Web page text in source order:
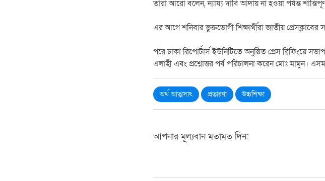
তারা আরো বলেন, ন্যায্য দাবি আদায় না হওয়া পর্যন্ত
এর আগে শনিবার ভুক্তভোগী শিক্ষার্থীরা জাতীয়
পরে ঢাকা রিপোর্টার্স ইউনিটিতে অনুষ্ঠিত প্রেস ব্রিফিংয়ে
এলাহী এবং প্রশ্নোত্তর পর্ব পরিচালনা করেন মোঃ মামুন।
অর্থ আত্মসাৎ প্রতারণা উচ্চশিক্ষা
আপনার মূল্যবান মতামত দিন: